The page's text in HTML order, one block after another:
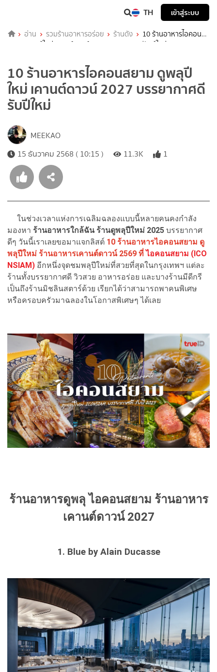
TH เข้าสู่ระบบ
อ่าน รวมร้านอาหารอร่อย ร้านดัง
10 ร้านอาหารไอคอน
สยาม ดูพลุปีใหม่ เคานต์ดาวน์ 2027 บรรยากาศดีรับปีใหม่
10 ร้านอาหารไอคอนสยาม ดูพลุปี
ใหม่ เคานต์ดาวน์ 2027 บรรยากาศดี
รับปีใหม่
MEEKAO
15 ธันวาคม 2568 ( 10:15 )
11.3K 1
ในช่วงเวลาแห่งการเฉลิมฉลองแบบนี้หลายคนคงกำลัง
มองหา ร้านอาหารใกล้ฉัน ร้านดูพลุปีใหม่ 2025 บรรยากาศ
ดีๆ วันนี้เราเลยขอมาแจกลิสต์ 10 ร้านอาหารไอคอนสยาม ดู
พลุปีใหม่ ร้านอาหารเคานต์ดาวน์ 2569 ที่ไอคอนสยาม (ICO
NSIAM) อีกหนึ่งจุดชมพลุปีใหม่ที่สวยที่สุดในกรุงเทพฯ แต่ละ
ร้านทั้งบรรยากาศดี วิวสวย อาหารอร่อย และบางร้านมีดีกรี
เป็นถึงร้านมิชลินสตาร์ด้วย เรียกได้ว่าสามารถพาคนพิเศษ
หรือครอบครัวมาฉลองในโอกาสพิเศษๆ ได้เลย
ร้านอาหารดูพลุ ไอคอนสยาม ร้านอาหาร
เคานต์ดาวน์ 2027
1. Blue by Alain Ducasse